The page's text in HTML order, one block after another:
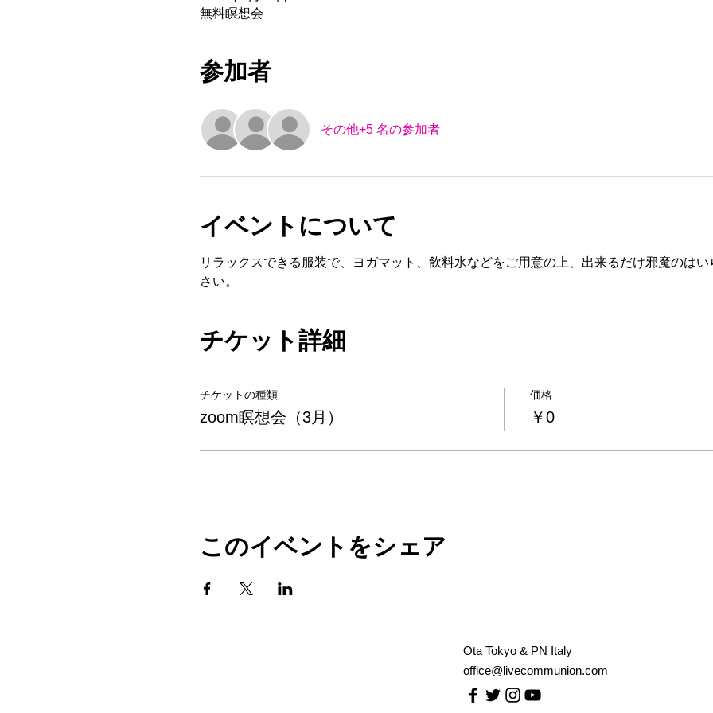
無料瞑想会
参加者
その他+5 名の参加者
イベントについて
リラックスできる服装で、ヨガマット、飲料水などをご用意の上、出来るだけ邪魔のは
さい。
チケット詳細
チケットの種類
zoom瞑想会（3月）
価格
￥0
このイベントをシェア
Ota Tokyo & PN Italy
office@livecommunion.com